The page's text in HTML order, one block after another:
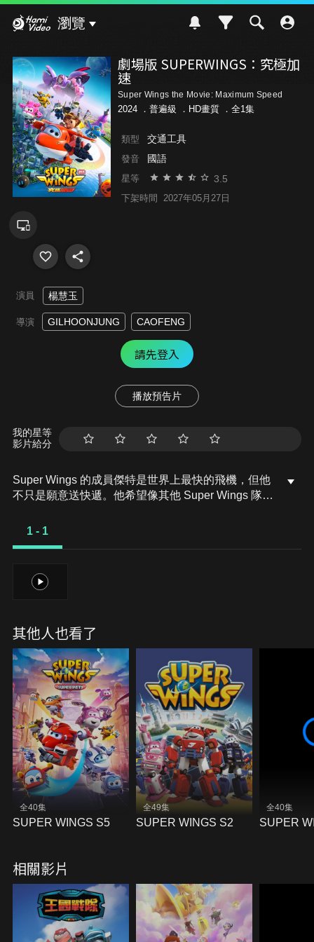
瀏覽
劇場版 SUPERWINGS：究極加
速
Super Wings the Movie: Maximum Speed
2024 ． 普遍級 ．HD畫質 ．全1集
類型 交通工具
發音 國語
星等 3.5
下架時間 2027年05月27日
演員 楊慧玉
導演 GILHOONJUNG CAOFENG
請先登入
播放預告片
我的星等
影片給分
Super Wings 的成員傑特是世界上最快的飛機，但他
不只是願意送快遞。他希望像其他 Super Wings 隊友
時，傑特決定幫助人類女孩菲菲救出她的母親，並試
1 - 1
1
其他人也看了
全40集
SUPER WINGS S5
全49集
SUPER WINGS S2
全40集
SUPER
相關影片